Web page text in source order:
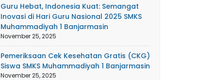
Guru Hebat, Indonesia Kuat: Semangat
Inovasi di Hari Guru Nasional 2025 SMKS
Muhammadiyah 1 Banjarmasin
November 25, 2025
Pemeriksaan Cek Kesehatan Gratis (CKG)
Siswa SMKS Muhammadiyah 1 Banjarmasin
November 25, 2025